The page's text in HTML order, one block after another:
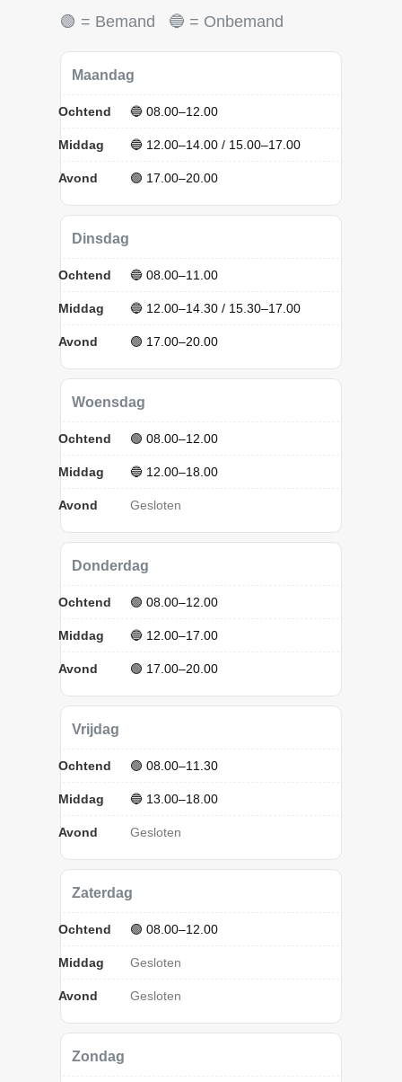
🟢 = Bemand 🔵 = Onbemand
Maandag
Ochtend 🔵 08.00–12.00
Middag 🔵 12.00–14.00 / 15.00–17.00
Avond 🟢 17.00–20.00
Dinsdag
Ochtend 🔵 08.00–11.00
Middag 🔵 12.00–14.30 / 15.30–17.00
Avond 🟢 17.00–20.00
Woensdag
Ochtend 🟢 08.00–12.00
Middag 🔵 12.00–18.00
Avond Gesloten
Donderdag
Ochtend 🟢 08.00–12.00
Middag 🔵 12.00–17.00
Avond 🟢 17.00–20.00
Vrijdag
Ochtend 🟢 08.00–11.30
Middag 🔵 13.00–18.00
Avond Gesloten
Zaterdag
Ochtend 🟢 08.00–12.00
Middag Gesloten
Avond Gesloten
Zondag